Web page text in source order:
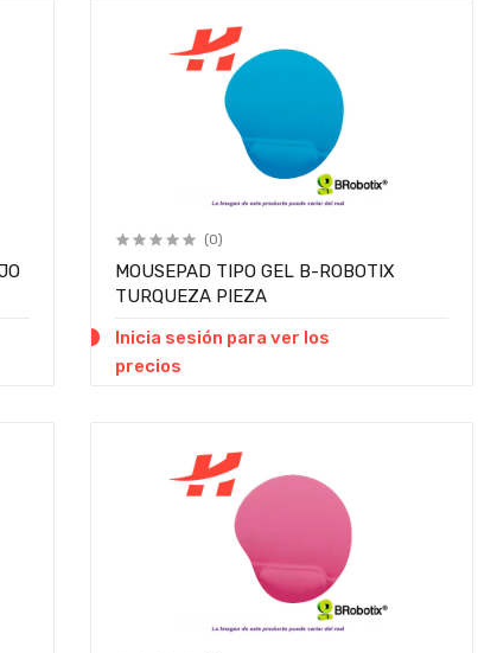
(0)
MOUSEPAD TIPO GEL B-ROBOTIX
TURQUEZA PIEZA
Inicia sesión para ver los
precios